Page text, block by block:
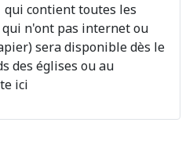
qui contient toutes les
n'ont pas internet ou
sera disponible dès le
des églises ou au
ici